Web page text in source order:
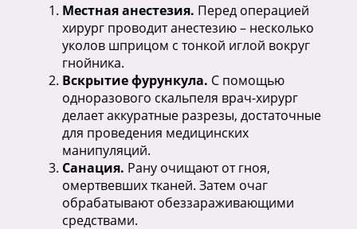
Местная анестезия. Перед операцией
хирург проводит анестезию – несколько
уколов шприцом с тонкой иглой вокруг
гнойника.
Вскрытие фурункула. С помощью
одноразового скальпеля врач-хирург
делает аккуратные разрезы, достаточные
для проведения медицинских
манипуляций.
Санация. Рану очищают от гноя,
омертвевших тканей. Затем очаг
обрабатывают обеззараживающими
средствами.